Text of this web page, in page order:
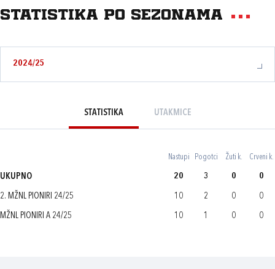
Statistika po sezonama
2024/25
STATISTIKA UTAKMICE
Nastupi Pogotci Žuti k. Crveni k.
UKUPNO 20 3 0 0
2. MŽNL PIONIRI 24/25 10 2 0 0
MŽNL PIONIRI A 24/25 10 1 0 0